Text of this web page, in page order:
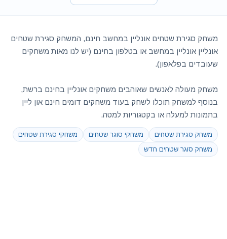
משחק סגירת שטחים אונליין במחשב חינם, המשחק סגירת שטחים
אונליין אונליין במחשב או בטלפון בחינם (יש לנו מאות משחקים
שעובדים בפלאפון).
משחק מעולה לאנשים שאוהבים משחקים אונליין בחינם ברשת,
בנוסף למשחק תוכלו לשחק בעוד משחקים דומים חינם און ליין
בתמונות למעלה או בקטגוריות למטה.
משחק סגירת שטחים משחקי סוגר שטחים
משחקי סגירת שטחים
משחק סוגר שטחים חדש